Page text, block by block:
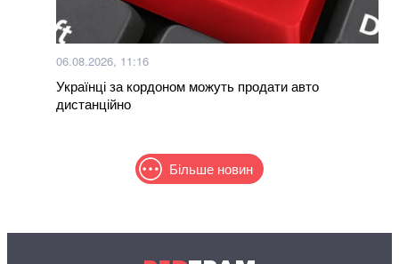
06.08.2026, 11:16
Українці за кордоном можуть продати авто
дистанційно
Більше новин